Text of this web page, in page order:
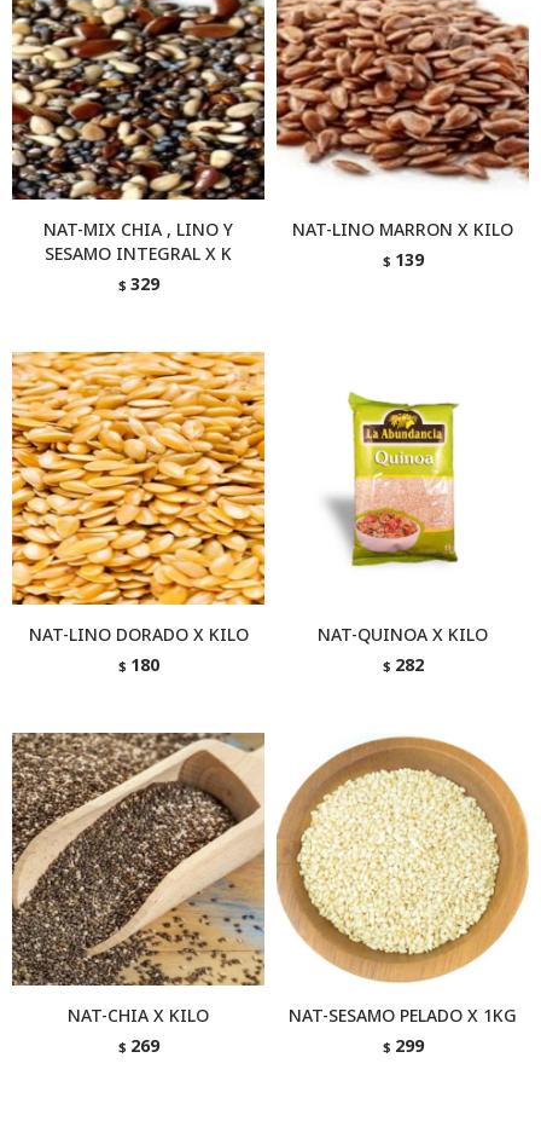
NAT-MIX CHIA , LINO Y
SESAMO INTEGRAL X K
$ 329
NAT-LINO MARRON X KILO
$ 139
NAT-LINO DORADO X KILO
$ 180
NAT-QUINOA X KILO
$ 282
NAT-CHIA X KILO
$ 269
NAT-SESAMO PELADO X 1KG
$ 299